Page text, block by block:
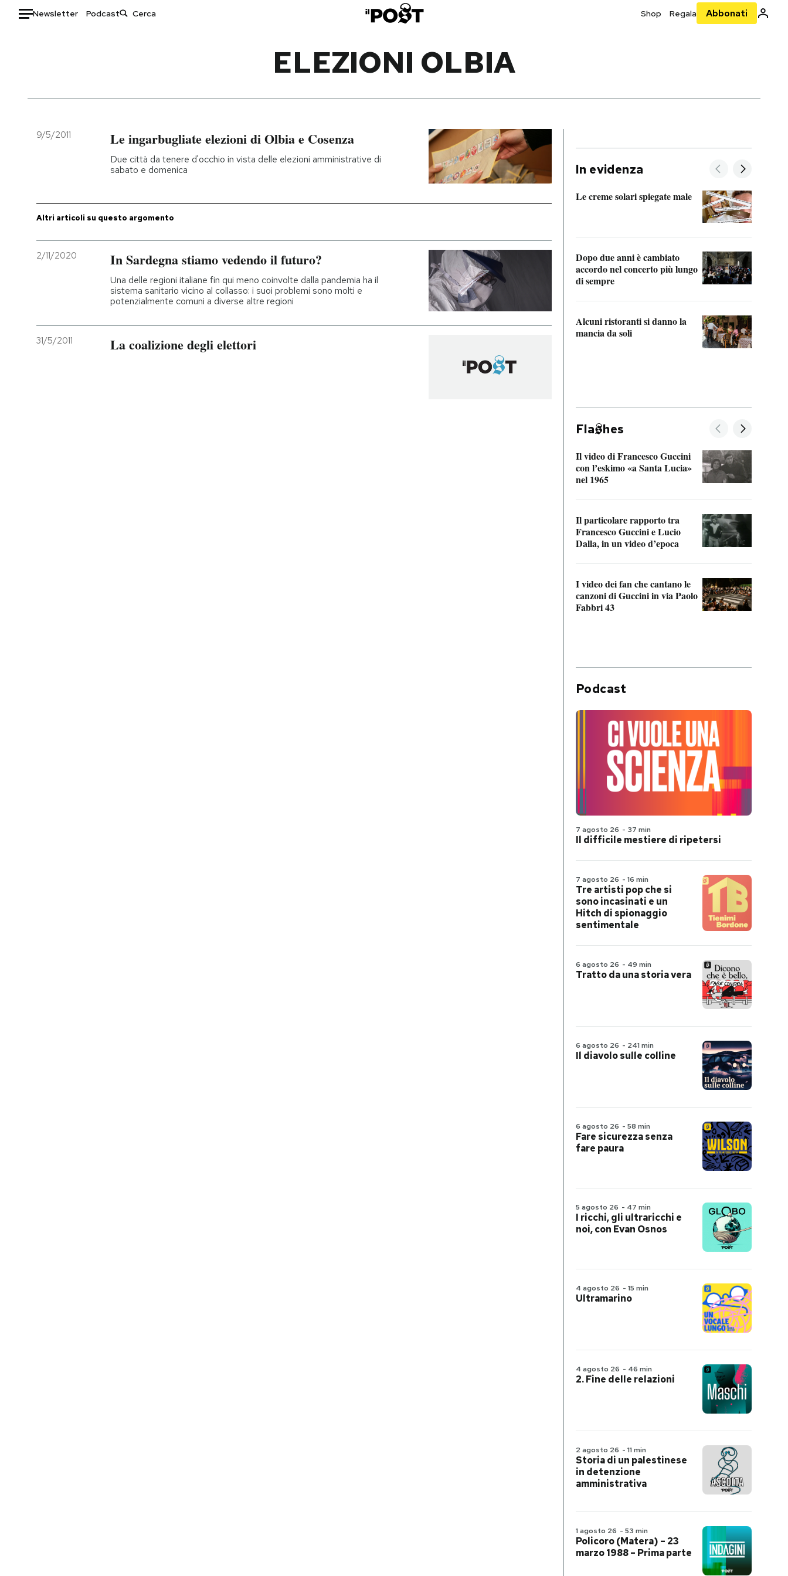
Newsletter Podcast Shop Regala Abbonati
Italia
Politica
Economia
Moda
Storie/Idee
Ok Boomer!
Altrecose
NEWSLETTER
ELEZIONI OLBIA
9/5/2011 Le ingarbugliate elezioni di Olbia e Cosenza
Due città da tenere d'occhio in vista delle elezioni amministrative di
sabato e domenica
Altri articoli su questo argomento
2/11/2020 In Sardegna stiamo vedendo il futuro?
Una delle regioni italiane fin qui meno coinvolte dalla pandemia ha il
sistema sanitario vicino al collasso: i suoi problemi sono molti e
potenzialmente comuni a diverse altre regioni
31/5/2011 La coalizione degli elettori
In evidenza
Le creme solari spiegate male
Dopo due anni è cambiato
accordo nel concerto più lungo
di sempre
Alcuni ristoranti si danno la
mancia da soli
Fla hes
Il video di Francesco Guccini
con l’eskimo «a Santa Lucia»
nel 1965
Il particolare rapporto tra
Francesco Guccini e Lucio
Dalla, in un video d’epoca
I video dei fan che cantano le
canzoni di Guccini in via Paolo
Fabbri 43
Podcast
7 agosto 26 - 37 min
Il difficile mestiere di ripetersi
7 agosto 26 - 16 min
Tre artisti pop che si
sono incasinati e un
Hitch di spionaggio
sentimentale
6 agosto 26 - 49 min
Tratto da una storia vera
6 agosto 26 - 241 min
Il diavolo sulle colline
6 agosto 26 - 58 min
Fare sicurezza senza
fare paura
5 agosto 26 - 47 min
I ricchi, gli ultraricchi e
noi, con Evan Osnos
4 agosto 26 - 15 min
Ultramarino
4 agosto 26 - 46 min
2. Fine delle relazioni
2 agosto 26 - 11 min
Storia di un palestinese
in detenzione
amministrativa
1 agosto 26 - 53 min
Policoro (Matera) – 23
marzo 1988 – Prima parte